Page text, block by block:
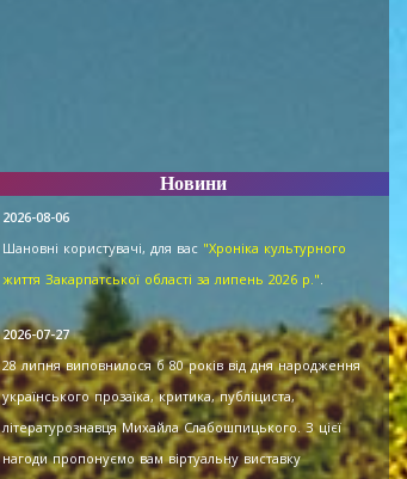
Новини
2026-08-06
Шановні користувачі, для вас "Хроніка культурного
життя Закарпатської області за липень 2026 р.".
2026-07-27
28 липня виповнилося б 80 років від дня народження
українського прозаїка, критика, публіциста,
літературознавця Михайла Слабошпицького. З цієї
нагоди пропонуємо вам віртуальну виставку